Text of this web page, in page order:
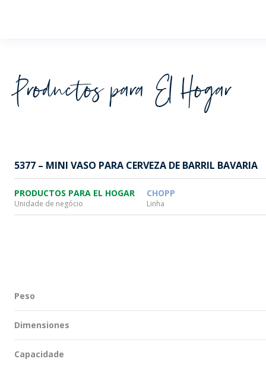
Productos para El Hogar
5377 – MINI VASO PARA CERVEZA DE BARRIL BAVARIA
PRODUCTOS PARA EL HOGAR
Unidade de negócio
CHOPP
Linha
Peso
Dimensiones
Capacidade